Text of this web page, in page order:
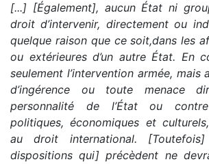
[...] [Également], aucun État ni
droit d’intervenir, directement ou
quelque raison que ce soit,dans les
ou extérieures d’un autre État. En
seulement l’intervention armée, mais
d’ingérence ou toute menace
personnalité de l’État ou
politiques, économiques et
au droit international.
dispositions qui] précèdent ne